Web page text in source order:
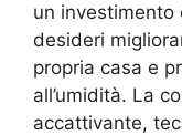
un investimento
desideri
propria casa e
all’umidità. La
accattivante,